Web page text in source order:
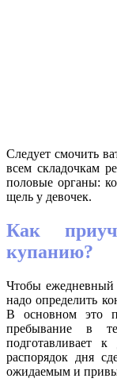
Следует смочить
всем складочкам
половые органы:
щель у девочек.
Как
купанию?
Чтобы
надо определить
В основном это
пребывание в
подготавливает
распорядок дня
ожидаемым и